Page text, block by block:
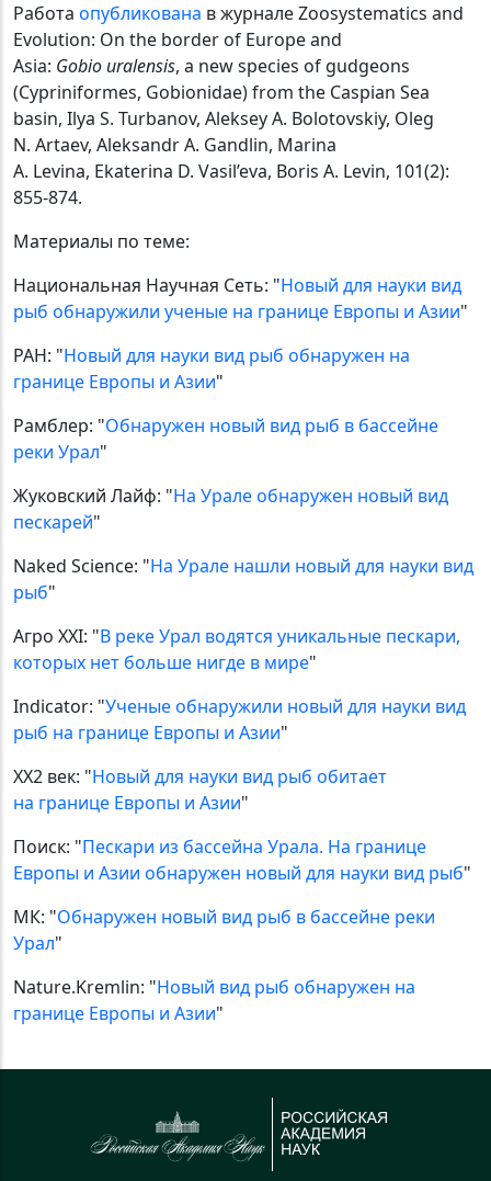
Работа опубликована в журнале Zoosystematics and
Evolution: On the border of Europe and
Asia: Gobio uralensis, a new species of gudgeons
(Cypriniformes, Gobionidae) from the Caspian Sea
basin, Ilya S. Turbanov, Aleksey A. Bolotovskiy, Oleg
N. Artaev, Aleksandr A. Gandlin, Marina
A. Levina, Ekaterina D. Vasil’eva, Boris A. Levin, 101(2):
855-874.
Материалы по теме:
Национальная Научная Сеть: "Новый для науки вид
рыб обнаружили ученые на границе Европы и Азии"
РАН: "Новый для науки вид рыб обнаружен на
границе Европы и Азии"
Рамблер: "Обнаружен новый вид рыб в бассейне
реки Урал"
Жуковский Лайф: "На Урале обнаружен новый вид
пескарей"
Naked Science: "На Урале нашли новый для науки вид
рыб"
Агро XXI: "В реке Урал водятся уникальные пескари,
которых нет больше нигде в мире"
Indicator: "Ученые обнаружили новый для науки вид
рыб на границе Европы и Азии"
XX2 век: "Новый для науки вид рыб обитает
на границе Европы и Азии"
Поиск: "Пескари из бассейна Урала. На границе
Европы и Азии обнаружен новый для науки вид рыб"
МК: "Обнаружен новый вид рыб в бассейне реки
Урал"
Nature.Kremlin: "Новый вид рыб обнаружен на
границе Европы и Азии"